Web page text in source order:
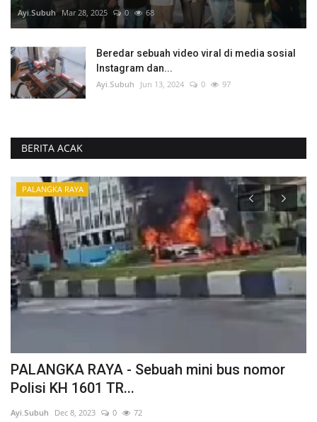
Ayi.Subuh Mar 28, 2025 0 68
Beredar sebuah video viral di media sosial
Instagram dan...
Ayi.Subuh Jun 13, 2024 0 97
BERITA ACAK
PALANGKA RAYA
PALANGKA RAYA - Sebuah mini bus nomor
Polisi KH 1601 TR...
Ayi.Subuh Dec 8, 2023 0 72